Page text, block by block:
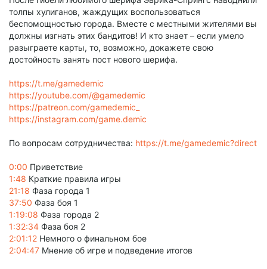
толпы хулиганов, жаждущих воспользоваться
беспомощностью города. Вместе с местными жителями вы
должны изгнать этих бандитов! И кто знает – если умело
разыграете карты, то, возможно, докажете свою
достойность занять пост нового шерифа.
https://t.me/gamedemic
https://youtube.com/@gamedemic
https://patreon.com/gamedemic_
https://instagram.com/game.demic
По вопросам сотрудничества: https://t.me/gamedemic?direct
0:00 Приветствие
1:48 Краткие правила игры
21:18 Фаза города 1
37:50 Фаза боя 1
1:19:08 Фаза города 2
1:32:34 Фаза боя 2
2:01:12 Немного о финальном бое
2:04:47 Мнение об игре и подведение итогов